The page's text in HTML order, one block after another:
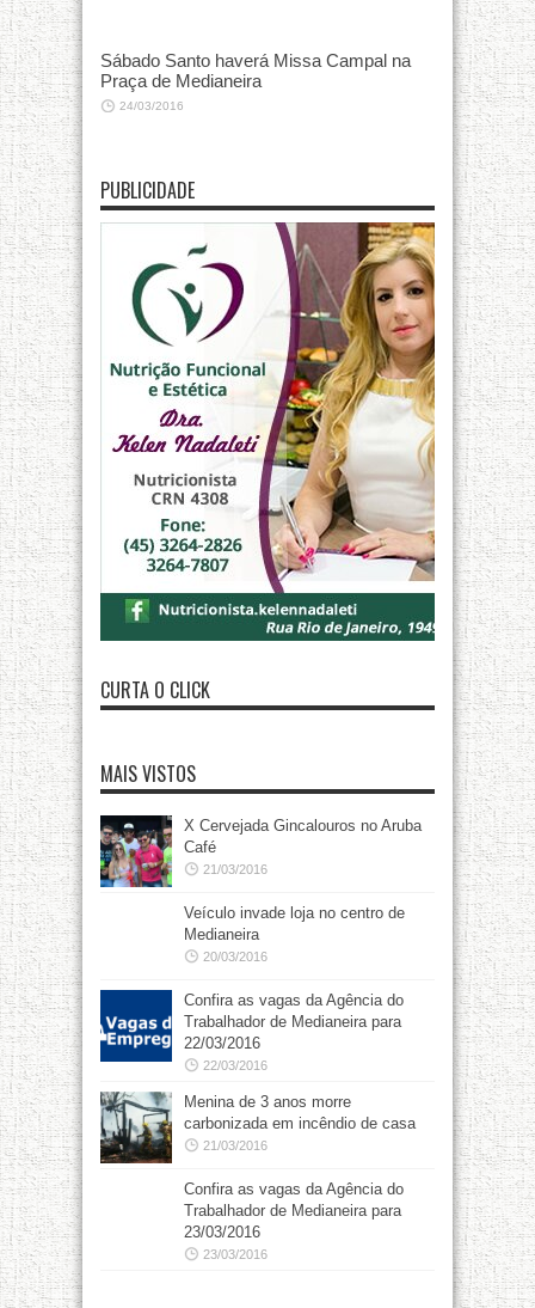
Sábado Santo haverá Missa Campal na
Praça de Medianeira
24/03/2016
PUBLICIDADE
CURTA O CLICK
MAIS VISTOS
X Cervejada Gincalouros no Aruba
Café
21/03/2016
Veículo invade loja no centro de
Medianeira
20/03/2016
Confira as vagas da Agência do
Trabalhador de Medianeira para
22/03/2016
22/03/2016
Menina de 3 anos morre
carbonizada em incêndio de casa
21/03/2016
Confira as vagas da Agência do
Trabalhador de Medianeira para
23/03/2016
23/03/2016